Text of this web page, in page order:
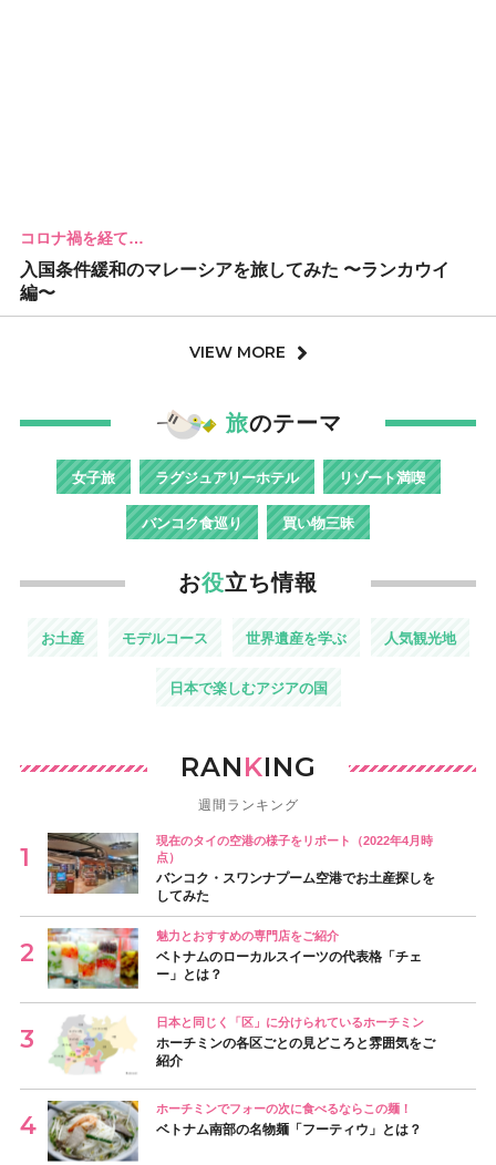
コロナ禍を経て…
入国条件緩和のマレーシアを旅してみた 〜ランカウイ
編〜
VIEW MORE
旅のテーマ
女子旅 ラグジュアリーホテル リゾート満喫
バンコク食巡り 買い物三昧
お役立ち情報
お土産 モデルコース 世界遺産を学ぶ 人気観光地
日本で楽しむアジアの国
RANKING
週間ランキング
現在のタイの空港の様子をリポート（2022年4月時
点）
バンコク・スワンナプーム空港でお土産探しを
してみた
魅力とおすすめの専門店をご紹介
ベトナムのローカルスイーツの代表格「チェ
ー」とは？
日本と同じく「区」に分けられているホーチミン
ホーチミンの各区ごとの見どころと雰囲気をご
紹介
ホーチミンでフォーの次に食べるならこの麺！
ベトナム南部の名物麺「フーティウ」とは？